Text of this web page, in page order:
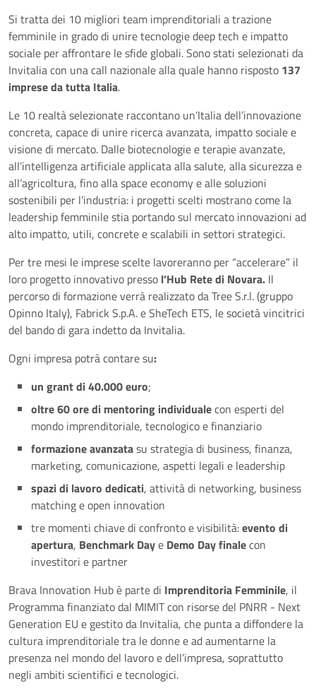
Si tratta dei 10 migliori team imprenditoriali a trazione
femminile in grado di unire tecnologie deep tech e impatto
sociale per affrontare le sfide globali. Sono stati selezionati da
Invitalia con una call nazionale alla quale hanno risposto 137
imprese da tutta Italia.
Le 10 realtà selezionate raccontano un’Italia dell’innovazione
concreta, capace di unire ricerca avanzata, impatto sociale e
visione di mercato. Dalle biotecnologie e terapie avanzate,
all’intelligenza artificiale applicata alla salute, alla sicurezza e
all’agricoltura, fino alla space economy e alle soluzioni
sostenibili per l’industria: i progetti scelti mostrano come la
leadership femminile stia portando sul mercato innovazioni ad
alto impatto, utili, concrete e scalabili in settori strategici.
Per tre mesi le imprese scelte lavoreranno per “accelerare” il
loro progetto innovativo presso l’Hub Rete di Novara. Il
percorso di formazione verrà realizzato da Tree S.r.l. (gruppo
Opinno Italy), Fabrick S.p.A. e SheTech ETS, le società vincitrici
del bando di gara indetto da Invitalia.
Ogni impresa potrà contare su:
un grant di 40.000 euro;
oltre 60 ore di mentoring individualecon esperti del
mondo imprenditoriale, tecnologico e finanziario
formazione avanzatasu strategia di business, finanza,
marketing, comunicazione, aspetti legali e leadership
spazi di lavoro dedicati, attività di networking, business
matching e open innovation
tre momenti chiave di confronto e visibilità:evento di
apertura, Benchmark Daye Demo Day finalecon
investitori e partner
Brava Innovation Hub è parte di Imprenditoria Femminile, il
Programma finanziato dal MIMIT con risorse del PNRR - Next
Generation EU e gestito da Invitalia, che punta a diffondere la
cultura imprenditoriale tra le donne e ad aumentarne la
presenza nel mondo del lavoro e dell’impresa, soprattutto
negli ambiti scientifici e tecnologici.